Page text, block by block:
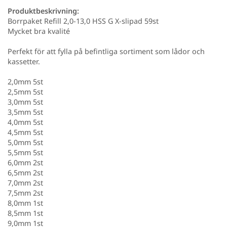
Produktbeskrivning:
Borrpaket Refill 2,0-13,0 HSS G X-slipad 59st
Mycket bra kvalité
Perfekt för att fylla på befintliga sortiment som lådor och
kassetter.
2,0mm 5st
2,5mm 5st
3,0mm 5st
3,5mm 5st
4,0mm 5st
4,5mm 5st
5,0mm 5st
5,5mm 5st
6,0mm 2st
6,5mm 2st
7,0mm 2st
7,5mm 2st
8,0mm 1st
8,5mm 1st
9,0mm 1st